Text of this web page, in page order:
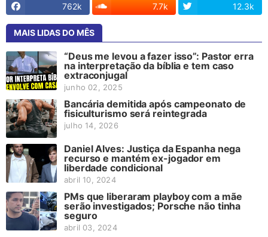
762k
7.7k 12.3k
MAIS LIDAS DO MÊS
“Deus me levou a fazer isso”: Pastor erra
na interpretação da bíblia e tem caso
extraconjugal
junho 02, 2025
Bancária demitida após campeonato de
fisiculturismo será reintegrada
julho 14, 2026
Daniel Alves: Justiça da Espanha nega
recurso e mantém ex-jogador em
liberdade condicional
abril 10, 2024
PMs que liberaram playboy com a mãe
serão investigados; Porsche não tinha
seguro
abril 03, 2024